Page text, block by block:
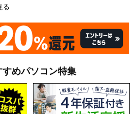
る
すめパソコン特集